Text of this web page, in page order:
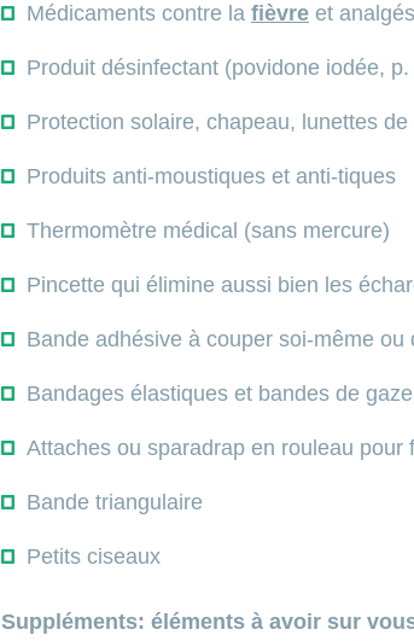
Médicaments contre la fièvre et
Produit désinfectant (povidone iodée,
Protection solaire, chapeau, lunettes de
Produits anti-moustiques et anti-tiques
Thermomètre médical (sans mercure)
Pincette qui élimine aussi bien les
Bande adhésive à couper soi-même ou
Bandages élastiques et bandes de gaze
Attaches ou sparadrap en rouleau pour
Bande triangulaire
Petits ciseaux
Suppléments: éléments à avoir sur